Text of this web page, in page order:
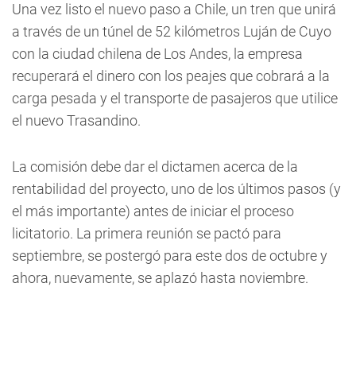
Una vez listo el nuevo paso a Chile, un tren que unirá
a través de un túnel de 52 kilómetros Luján de Cuyo
con la ciudad chilena de Los Andes, la empresa
recuperará el dinero con los peajes que cobrará a la
carga pesada y el transporte de pasajeros que utilice
el nuevo Trasandino.
La comisión debe dar el dictamen acerca de la
rentabilidad del proyecto, uno de los últimos pasos (y
el más importante) antes de iniciar el proceso
licitatorio. La primera reunión se pactó para
septiembre, se postergó para este dos de octubre y
ahora, nuevamente, se aplazó hasta noviembre.